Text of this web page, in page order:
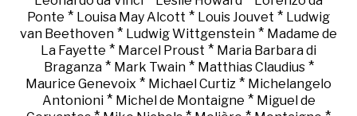
Ponte * Louisa May Alcott * Louis Jouvet * Ludwig
van Beethoven * Ludwig Wittgenstein * Madame de
La Fayette * Marcel Proust * Maria Barbara di
Braganza* Mark Twain* Matthias Claudius*
Maurice Genevoix * Michael Curtiz * Michelangelo
Antonioni* Michel de Montaigne * Miguel de